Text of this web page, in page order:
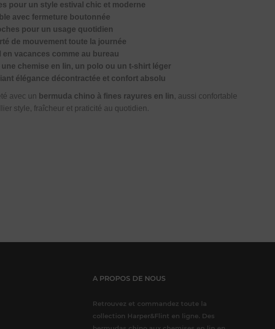
pour un style estival chic et moderne
avec fermeture boutonnée
pour un usage quotidien
de mouvement toute la journée
vacances comme au bureau
une chemise en lin, un polo ou un t-shirt léger
élégance décontractée et confort absolu
avec un bermuda chino à fines rayures en lin, aussi confortable
style, fraîcheur et praticité au quotidien.
A PROPOS DE NOUS
Retrouvez et commandez toute la
collection Harper&Flint en ligne. Des